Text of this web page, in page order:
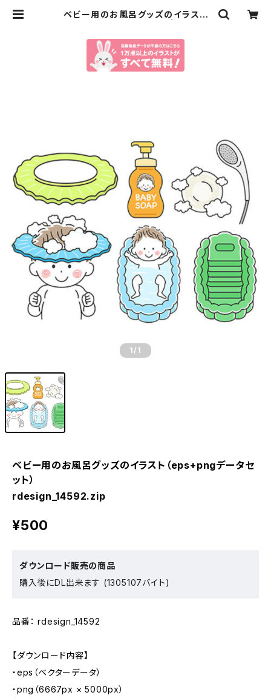
ベビー用のお風呂グッズのイラスト
1 /1
ベビー用のお風呂グッズのイラスト（eps+pngデータセ
ット）
rdesign_14592.zip
¥500
ダウンロード販売の商品
購入後にDL出来ます (1305107バイト)
品番： rdesign_14592
【ダウンロード内容】
・eps（ベクターデータ）
・png（6667px × 5000px）